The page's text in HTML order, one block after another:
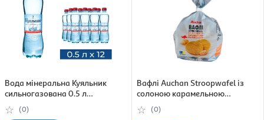
Вода мінеральна Куяльник
сильногазована 0.5 л
(4820001021073)
(0)
Вафлі Auchan Stroopwafel із
солоною карамельною
начинкою 231 г
(4823090135904)
(0)